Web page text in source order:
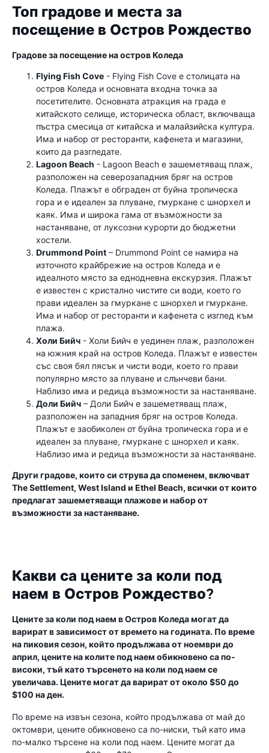
Топ градове и места за
посещение в Остров Рождество
Градове за посещение на остров Коледа
Flying Fish Cove - Flying Fish Cove е столицата на
остров Коледа и основната входна точка за
посетителите. Основната атракция на града е
китайското селище, историческа област, включваща
пъстра смесица от китайска и малайзийска култура.
Има и набор от ресторанти, кафенета и магазини,
които да разгледате.
Lagoon Beach - Lagoon Beach е зашеметяващ плаж,
разположен на северозападния бряг на остров
Коледа. Плажът е обграден от буйна тропическа
гора и е идеален за плуване, гмуркане с шнорхел и
каяк. Има и широка гама от възможности за
настаняване, от луксозни курорти до бюджетни
хостели.
Drummond Point – Drummond Point се намира на
източното крайбрежие на остров Коледа и е
идеалното място за еднодневна екскурзия. Плажът
е известен с кристално чистите си води, което го
прави идеален за гмуркане с шнорхел и гмуркане.
Има и набор от ресторанти и кафенета с изглед към
плажа.
Холи Бийч - Холи Бийч е уединен плаж, разположен
на южния край на остров Коледа. Плажът е известен
със своя бял пясък и чисти води, което го прави
популярно място за плуване и слънчеви бани.
Наблизо има и редица възможности за настаняване.
Доли Бийч – Доли Бийч е зашеметяващ плаж,
разположен на западния бряг на остров Коледа.
Плажът е заобиколен от буйна тропическа гора и е
идеален за плуване, гмуркане с шнорхел и каяк.
Наблизо има и редица възможности за настаняване.
Други градове, които си струва да споменем, включват
The Settlement, West Island и Ethel Beach, всички от които
предлагат зашеметяващи плажове и набор от
възможности за настаняване.
Какви са цените за коли под
наем в Остров Рождество?
Цените за коли под наем в Остров Коледа могат да
варират в зависимост от времето на годината. По време
на пиковия сезон, който продължава от ноември до
април, цените на колите под наем обикновено са по-
високи, тъй като търсенето на коли под наем се
увеличава. Цените могат да варират от около $50 до
$100 на ден.
По време на извън сезона, който продължава от май до
октомври, цените обикновено са по-ниски, тъй като има
по-малко търсене на коли под наем. Цените могат да